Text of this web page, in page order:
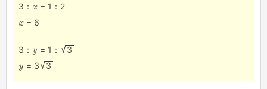
3： x = 1：2
x = 6
3： y = 1： 3
y = 3 3